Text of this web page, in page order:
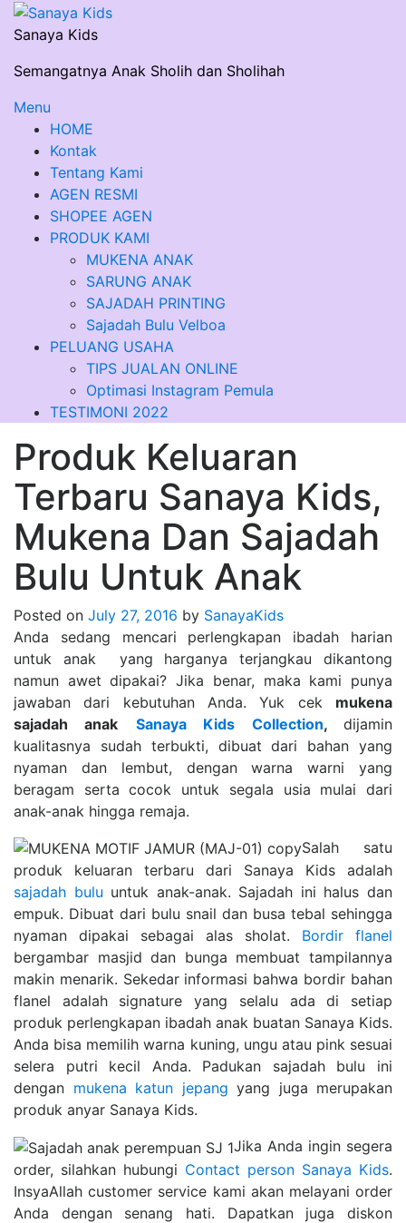
Skip
Sanaya Kids
Semangatnya Anak Sholih dan Sholihah
Menu
HOME
Kontak
Tentang Kami
AGEN RESMI
SHOPEE AGEN
PRODUK KAMI
MUKENA ANAK
SARUNG ANAK
SAJADAH PRINTING
Sajadah Bulu Velboa
PELUANG USAHA
TIPS JUALAN ONLINE
Optimasi Instagram Pemula
TESTIMONI 2022
Produk Keluaran
Terbaru Sanaya Kids,
Mukena Dan Sajadah
Bulu Untuk Anak
Posted on July 27, 2016 by SanayaKids
Anda sedang mencari perlengkapan ibadah harian
untuk anak yang harganya terjangkau dikantong
namun awet dipakai? Jika benar, maka kami punya
jawaban dari kebutuhan Anda. Yuk cek mukena
sajadah anak
Sanaya Kids Collection,dijamin
kualitasnya sudah terbukti, dibuat dari bahan yang
nyaman dan lembut, dengan warna warni yang
beragam serta cocok untuk segala usia mulai dari
anak-anak hingga remaja.
Salah satu
produk keluaran terbaru dari Sanaya Kids adalah
sajadah bulu untuk anak-anak. Sajadah ini halus dan
empuk. Dibuat dari bulu snail dan busa tebal sehingga
nyaman dipakai sebagai alas sholat. Bordir flanel
bergambar masjid dan bunga membuat tampilannya
makin menarik. Sekedar informasi bahwa bordir bahan
flanel adalah signature yang selalu ada di setiap
produk perlengkapan ibadah anak buatan Sanaya Kids.
Anda bisa memilih warna kuning, ungu atau pink sesuai
selera putri kecil Anda. Padukan sajadah bulu ini
dengan mukena katun jepang yang juga merupakan
produk anyar Sanaya Kids.
Jika Anda ingin segera
order, silahkan hubungi Contact person Sanaya Kids.
InsyaAllah customer service kami akan melayani order
Anda dengan senang hati. Dapatkan juga diskon